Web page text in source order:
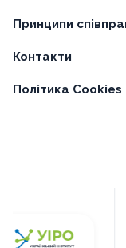
Принципи
Контакти
Політика Cookies